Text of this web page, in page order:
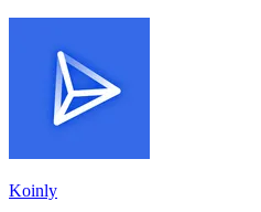
Koinly